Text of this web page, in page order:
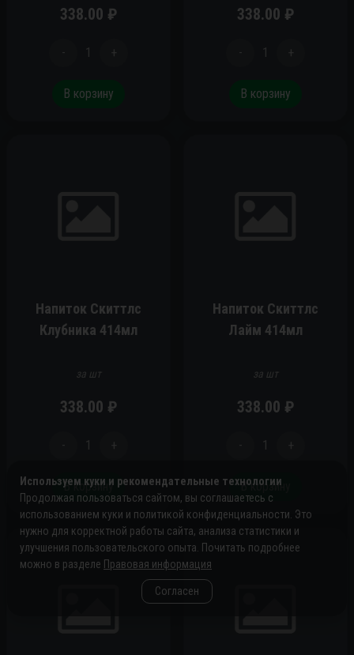
338.00 ₽
- 1 +
В корзину
338.00 ₽
- 1 +
В корзину
Напиток Скиттлс
Клубника 414мл
за шт
338.00 ₽
- 1 +
В корзину
Напиток Скиттлс
Лайм 414мл
за шт
338.00 ₽
- 1 +
В корзину
Используем куки и рекомендательные технологии
Продолжая пользоваться сайтом, вы соглашаетесь с
использованием куки и политикой конфиденциальности. Это
нужно для корректной работы сайта, анализа статистики и
улучшения пользовательского опыта. Почитать подробнее
можно в разделе Правовая информация
Согласен